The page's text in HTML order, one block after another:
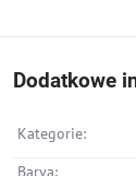
Dodatkowe
Kategorie:
Barva: